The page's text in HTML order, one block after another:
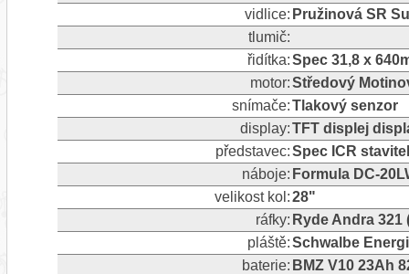
vidlice: Pružinová SR
tlumič:
řidítka:Spec 31,8 x
motor:Středový
snímače:Tlakový senzor
display:TFT displej
představec:Spec ICR
náboje: Formula DC-
velikost kol:28"
ráfky: Ryde Andra 321
pláště:Schwalbe
baterie: BMZ V10 23Ah